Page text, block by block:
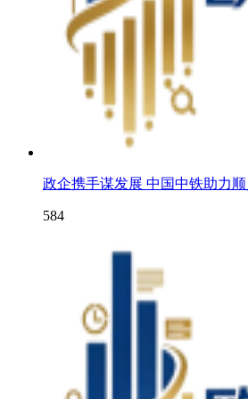
政企携手谋发展 中国中铁助力
584